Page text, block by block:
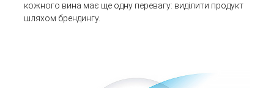
кожного вина має ще одну перевагу: виділити продукт
шляхом брендингу.